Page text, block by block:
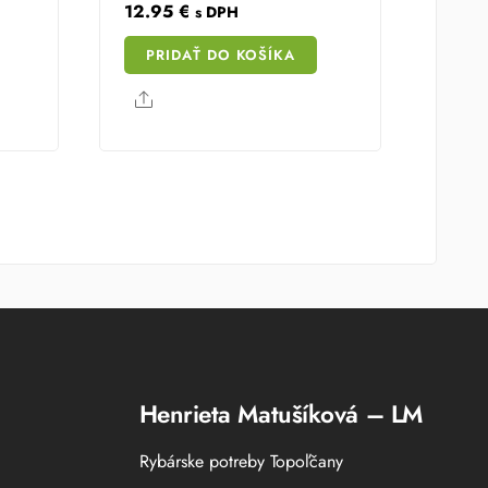
12.95€ s DPH
PRIDAŤ DO KOŠÍKA
Share
Henrieta Matušíková – LM
Rybárske potreby Topoľčany